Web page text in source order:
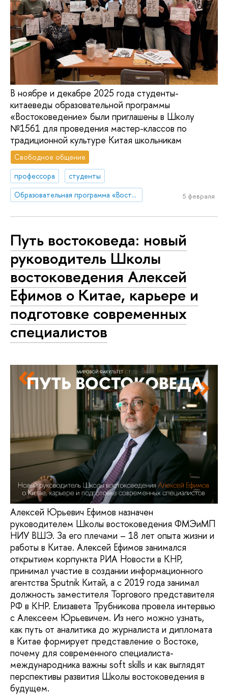
В ноябре и декабре 2025 года студенты-
китаеведы образовательной программы
«Востоковедение» были приглашены в Школу
№1561 для проведения мастер-классов по
традиционной культуре Китая школьникам
Свободное общение
профессора
студенты
Образовательная программа «Востоковедение»
5 февраля
Путь востоковеда: новый
руководитель Школы
востоковедения Алексей
Ефимов о Китае, карьере и
подготовке современных
специалистов
Алексей Юрьевич Ефимов назначен
руководителем Школы востоковедения ФМЭиМП
НИУ ВШЭ. За его плечами – 18 лет опыта жизни и
работы в Китае. Алексей Ефимов занимался
открытием корпункта РИА Новости в КНР,
принимал участие в создании информационного
агентства Sputnik Китай, а с 2019 года занимал
должность заместителя Торгового представителя
РФ в КНР. Елизавета Трубникова провела интервью
с Алексеем Юрьевичем. Из него можно узнать,
как путь от аналитика до журналиста и дипломата
в Китае формирует представление о Востоке,
почему для современного специалиста-
международника важны soft skills и как выглядят
перспективы развития Школы востоковедения в
будущем.